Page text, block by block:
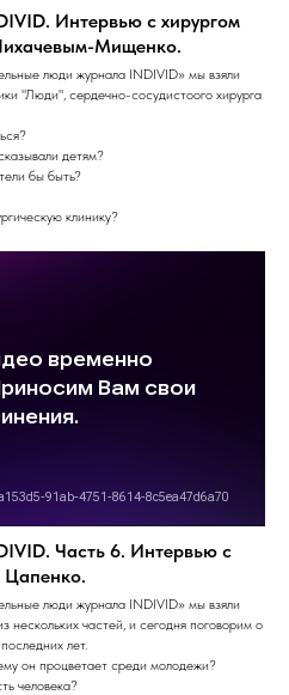
Интервью с хирургом
Мищенко.
люди журнала INDIVID» мы взяли
"Люди", сердечно-сосудистоого хирурга
детям?
бы быть?
клинику?
Часть 6. Интервью с
Цапенко.
люди журнала INDIVID» мы взяли
нескольких частей, и сегодня поговорим о
лет.
он процветает среди молодежи?
человека?